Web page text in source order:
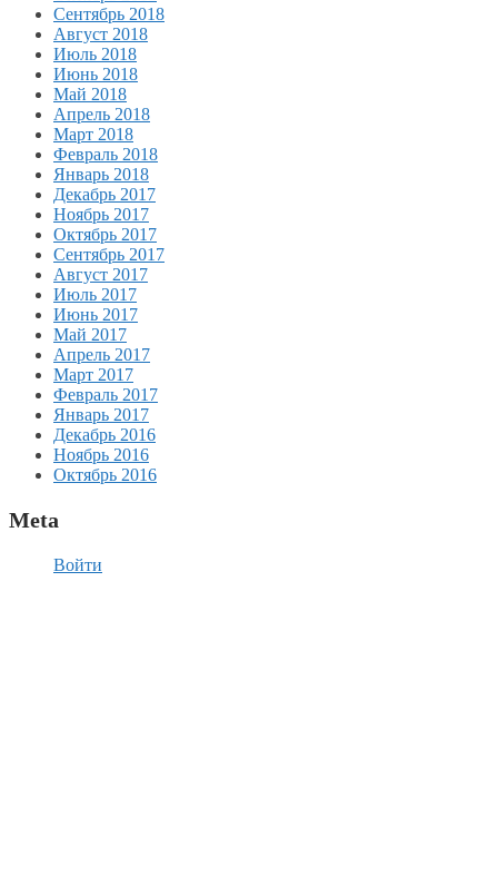
Сентябрь 2018
Август 2018
Июль 2018
Июнь 2018
Май 2018
Апрель 2018
Март 2018
Февраль 2018
Январь 2018
Декабрь 2017
Ноябрь 2017
Октябрь 2017
Сентябрь 2017
Август 2017
Июль 2017
Июнь 2017
Май 2017
Апрель 2017
Март 2017
Февраль 2017
Январь 2017
Декабрь 2016
Ноябрь 2016
Октябрь 2016
Meta
Войти